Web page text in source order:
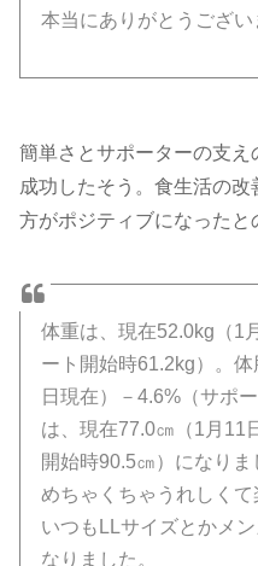
本当にありがとうござい
簡単さとサポーターの支
成功したそう。食生活の改
方がポジティブになったと
体重は、現在52.0kg（1
ート開始時61.2kg）。
日現在）－4.6%（サポ
は、現在77.0㎝（1月11
開始時90.5㎝）になり
めちゃくちゃうれしくて
いつもLLサイズとかメ
なりました。